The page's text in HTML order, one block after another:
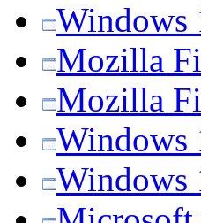
Windows
Mozilla
Mozilla
Windows
Windows